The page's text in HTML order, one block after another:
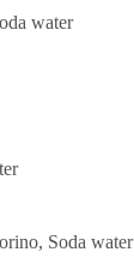
water
Soda water